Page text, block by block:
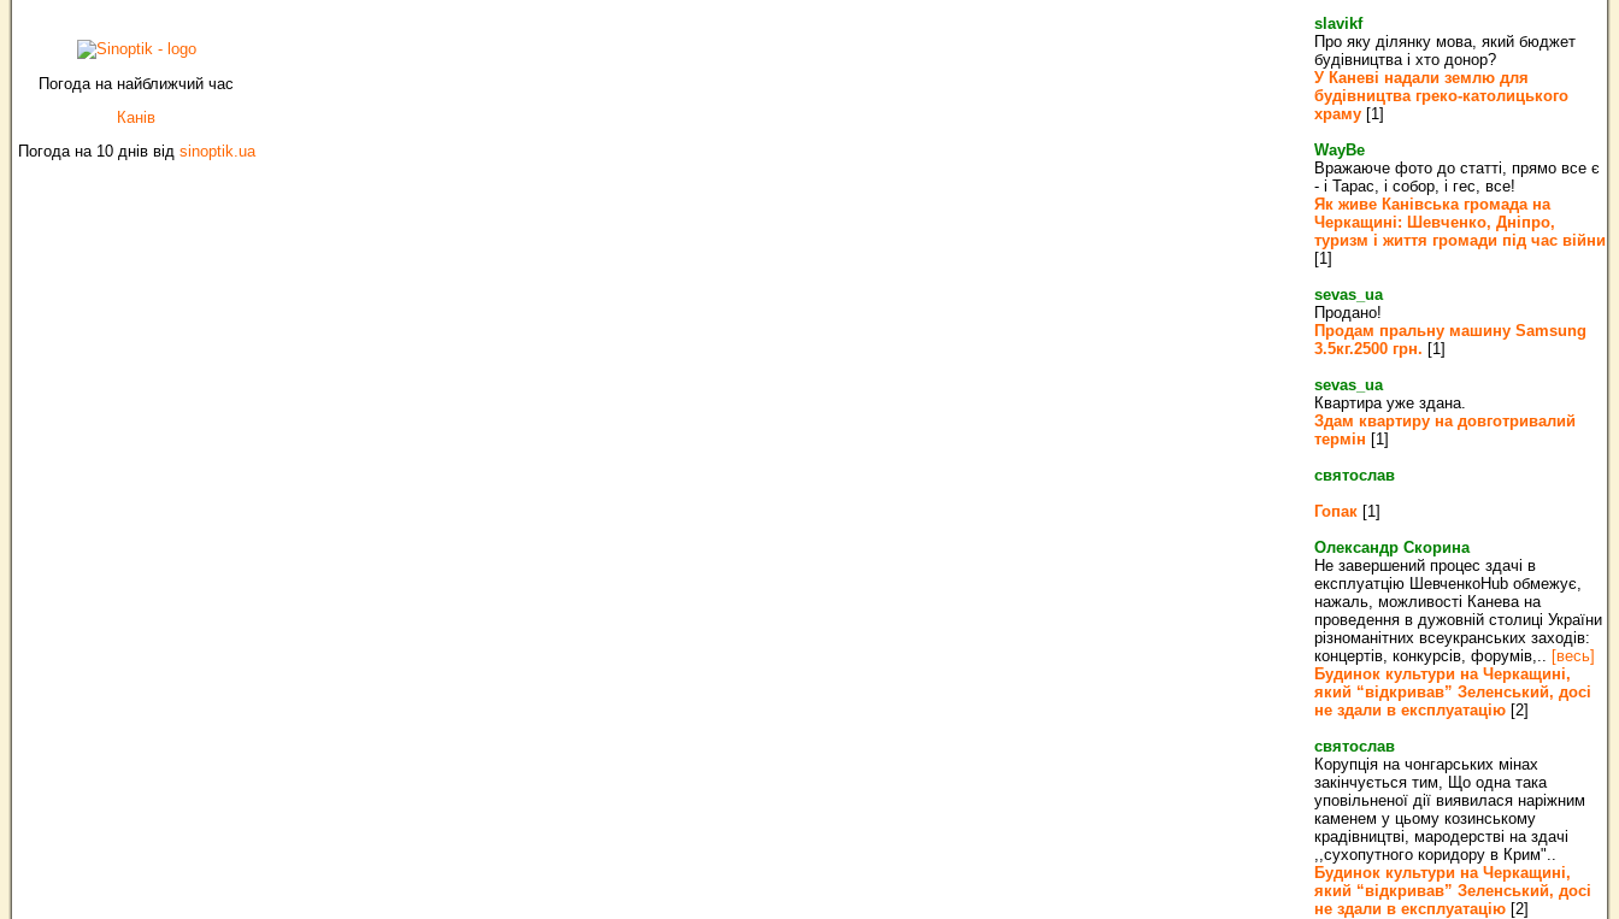
Погода на найближчий час
Канів
Погода на 10 днів від sinoptik.ua
slavikf
Про яку ділянку мова, який бюджет
будівництва і хто донор?
У Каневі надали землю для
будівництва греко‐католицького
храму [1]
WayBe
Вражаюче фото до статті, прямо все є
- і Тарас, і собор, і гес, все!
Як живе Канівська громада на
Черкащині: Шевченко, Дніпро,
туризм і життя громади під час війни
[1]
sevas_ua
Продано!
Продам пральну машину Samsung
3.5кг.2500 грн. [1]
sevas_ua
Квартира уже здана.
Здам квартиру на довготривалий
термін [1]
святослав
Гопак [1]
Олександр Скорина
Не завершений процес здачі в
експлуатцію ШевченкоHub обмежує,
нажаль, можливості Канева на
проведення в дужовній столиці України
різноманітних всеукранських заходів:
концертів, конкурсів, форумів,.. [весь]
Будинок культури на Черкащині,
який “відкривав” Зеленський, досі
не здали в експлуатацію [2]
святослав
Корупція на чонгарських мінах
закінчується тим, Що одна така
уповільненої дії виявилася наріжним
каменем у цьому козинському
крадівництві, мародерстві на здачі
,,сухопутного коридору в Крим"..
Будинок культури на Черкащині,
який “відкривав” Зеленський, досі
не здали в експлуатацію [2]